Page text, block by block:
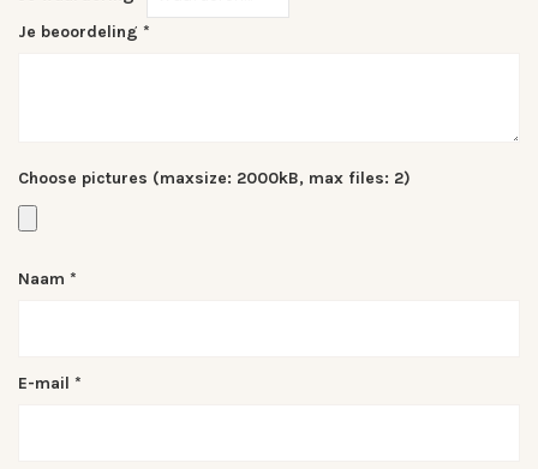
Je beoordeling *
Choose pictures (maxsize: 2000kB, max files: 2)
Naam *
E-mail *